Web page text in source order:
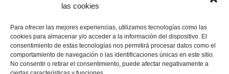
las cookies
Para ofrecer las mejores experiencias, utilizamos tecnologías como las
cookies para almacenar y/o acceder a la información del dispositivo. El
consentimiento de estas tecnologías nos permitirá procesar datos como el
comportamiento de navegación o las identificaciones únicas en este sitio.
No consentir o retirar el consentimiento, puede afectar negativamente a